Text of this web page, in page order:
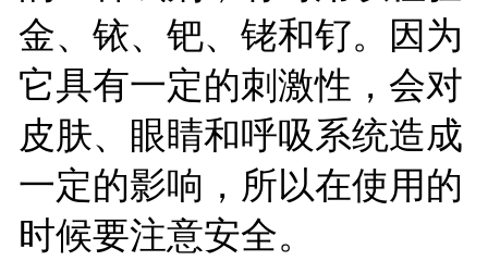
金、铱、钯、铑和钌。因为
它具有一定的刺激性，会对
皮肤、眼睛和呼吸系统造成
一定的影响，所以在使用的
时候要注意安全。